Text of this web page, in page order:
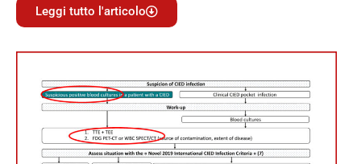
Leggi tutto l'articolo